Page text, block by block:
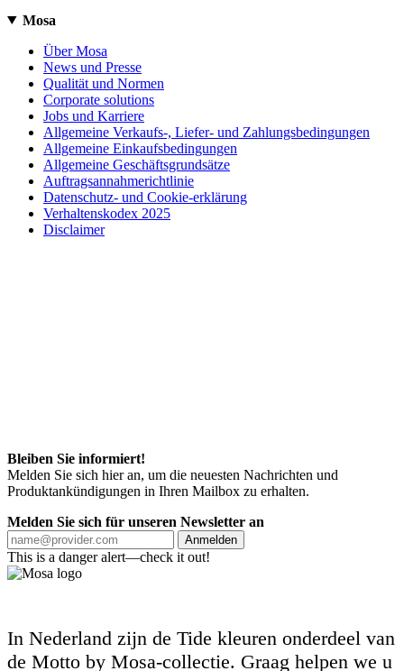
Mosa
Über Mosa
News und Presse
Qualität und Normen
Corporate solutions
Jobs und Karriere
Allgemeine Verkaufs-, Liefer- und Zahlungsbedingungen
Allgemeine Einkaufsbedingungen
Allgemeine Geschäftsgrundsätze
Auftragsannahmerichtlinie
Datenschutz- und Cookie-erklärung
Verhaltenskodex 2025
Disclaimer
Bleiben Sie informiert!
Melden Sie sich hier an, um die neuesten Nachrichten und
Produktankündigungen in Ihren Mailbox zu erhalten.
Melden Sie sich für unseren Newsletter an
Anmelden
This is a danger alert—check it out!
In Nederland zijn de Tide kleuren onderdeel van
de Motto by Mosa-collectie. Graag helpen we u